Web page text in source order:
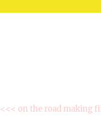
on the road making